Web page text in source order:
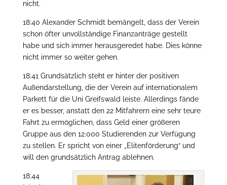
nicht.
18:40 Alexander Schmidt bemängelt, dass der Verein
schon öfter unvollständige Finanzanträge gestellt
habe und sich immer herausgeredet habe. Dies könne
nicht immer so weiter gehen.
18:41 Grundsätzlich steht er hinter der positiven
Außendarstellung, die der Verein auf internationalem
Parkett für die Uni Greifswald leiste. Allerdings fände
er es besser, anstatt den 22 Mitfahrern eine sehr teure
Fahrt zu ermöglichen, dass Geld einer größeren
Gruppe aus den 12.000 Studierenden zur Verfügung
zu stellen. Er spricht von einer „Elitenförderung“ und
will den grundsätzlich Antrag ablehnen.
18:44